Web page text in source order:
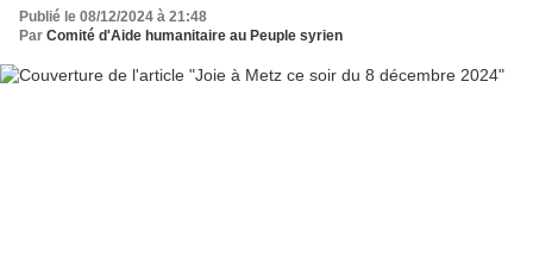
Publié le 08/12/2024 à 21:48
Par Comité d'Aide humanitaire au Peuple syrien